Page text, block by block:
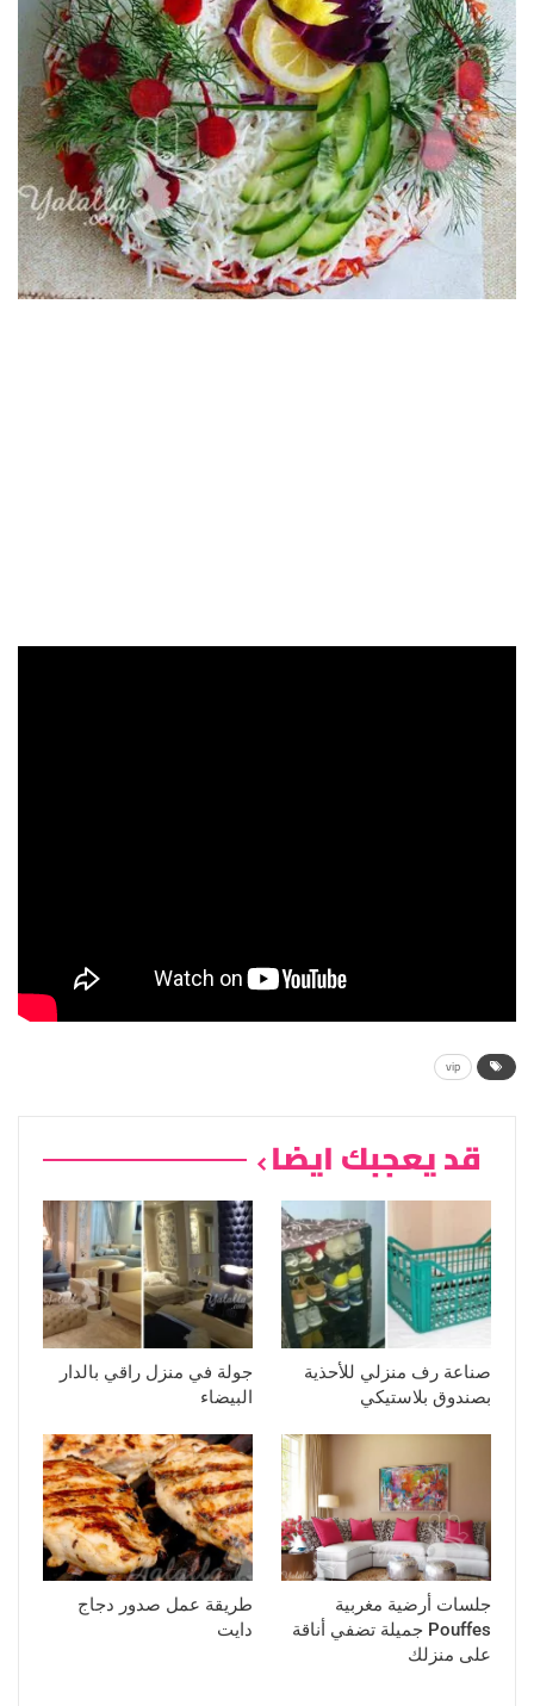
vip
قد يعجبك ايضا
صناعة رف منزلي للأحذية
بصندوق بلاستيكي
جولة في منزل راقي بالدار
البيضاء
جلسات أرضية مغربية
Pouffes جميلة تضفي أناقة
على منزلك
طريقة عمل صدور دجاج
دايت